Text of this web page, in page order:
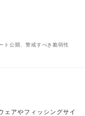
ト公開、警戒すべき脆弱性
ェアやフィッシングサイ